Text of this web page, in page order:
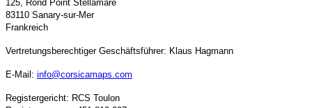
125, Rond Point Stellamare
83110 Sanary-sur-Mer
Frankreich
Vertretungsberechtiger Geschäftsführer: Klaus Hagmann
E-Mail: info@corsicamaps.com
Registergericht: RCS Toulon